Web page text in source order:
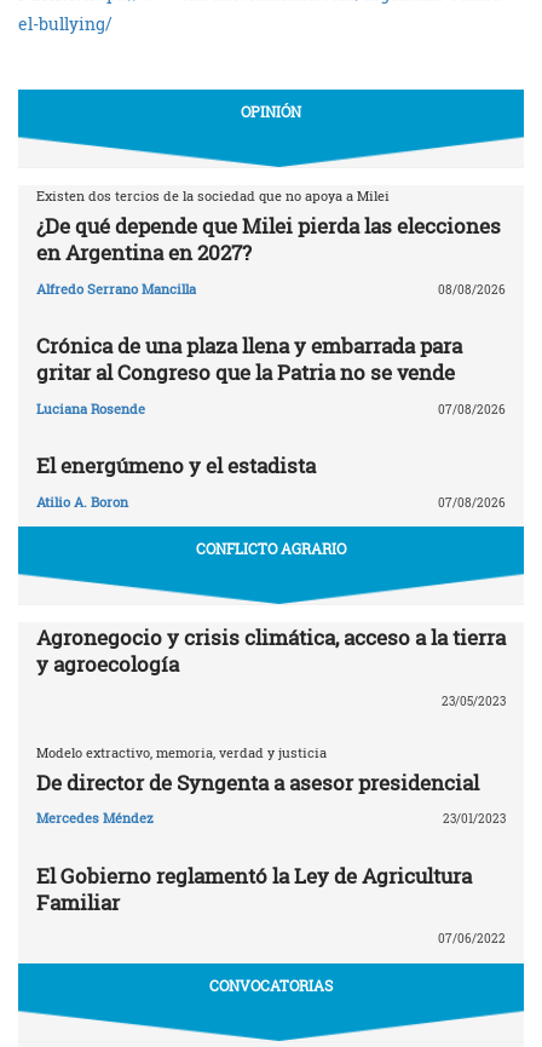
el-bullying/
OPINIÓN
Existen dos tercios de la sociedad que no apoya a Milei
¿De qué depende que Milei pierda las elecciones
en Argentina en 2027?
Alfredo Serrano Mancilla 08/08/2026
Crónica de una plaza llena y embarrada para
gritar al Congreso que la Patria no se vende
Luciana Rosende 07/08/2026
El energúmeno y el estadista
Atilio A. Boron 07/08/2026
CONFLICTO AGRARIO
Agronegocio y crisis climática, acceso a la tierra
y agroecología
23/05/2023
Modelo extractivo, memoria, verdad y justicia
De director de Syngenta a asesor presidencial
Mercedes Méndez 23/01/2023
El Gobierno reglamentó la Ley de Agricultura
Familiar
07/06/2022
CONVOCATORIAS